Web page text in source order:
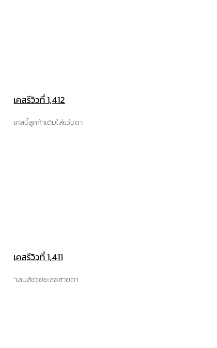
เคสรีวิวที่ 1,412
เคสนี้ลูกค้าเดิมใส่แว่นตา
เคสรีวิวที่ 1,411
“เลนส์ช่วยชะลอสายตา